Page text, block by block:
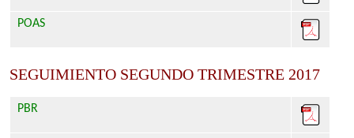
POAS
SEGUIMIENTO SEGUNDO TRIMESTRE 2017
PBR